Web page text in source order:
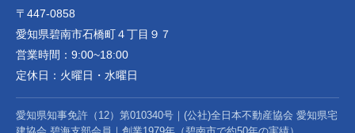
〒447-0858
愛知県碧南市石橋町４丁目９７
営業時間： 9:00~18:00
定休日： 火曜日・水曜日
愛知県知事免許（12）第010340号｜(公社)全日本不動産協会 愛知県宅